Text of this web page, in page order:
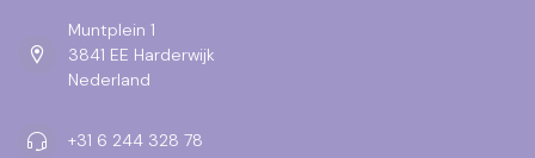
Muntplein 1
3841 EE Harderwijk
Nederland
+31 6 244 328 78